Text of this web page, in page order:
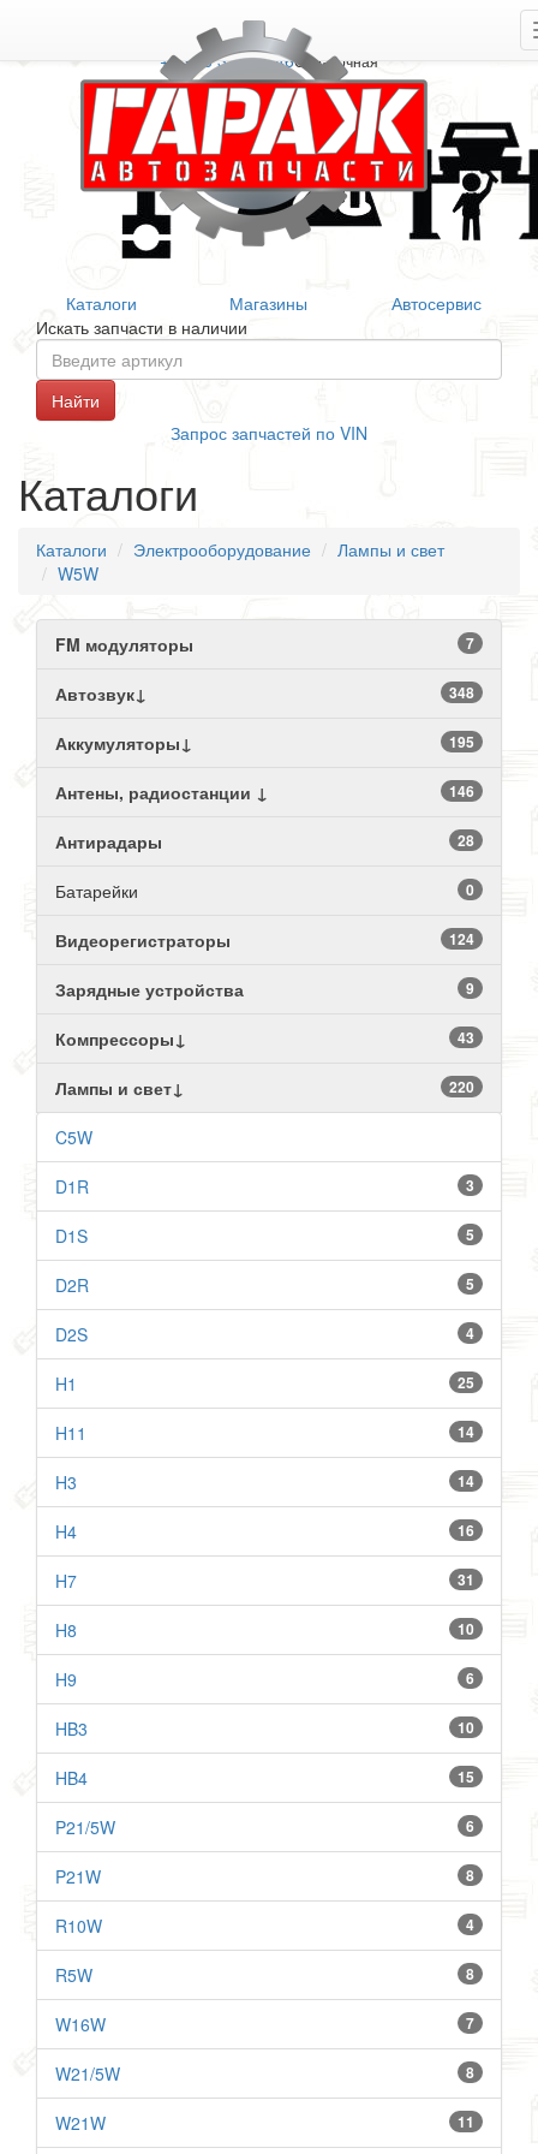
+7 906 377 46 46Справочная
Каталоги Магазины
Автосервис
Искать запчасти в наличии
Запрос запчастей по VIN
Каталоги
Каталоги Электрооборудование
Лампы и свет
W5W
FM модуляторы 7
Автозвук↓ 348
Аккумуляторы↓ 195
Антены, радиостанции ↓ 146
Антирадары 28
Батарейки 0
Видеорегистраторы 124
Зарядные устройства 9
Компрессоры↓ 43
Лампы и свет↓ 220
C5W
3
D1R
5
D1S
5
D2R
4
D2S
25
H1
14
H11
14
H3
16
H4
31
H7
10
H8
6
H9
10
HB3
15
HB4
6
P21/5W
8
P21W
4
R10W
8
R5W
7
W16W
8
W21/5W
11
W21W